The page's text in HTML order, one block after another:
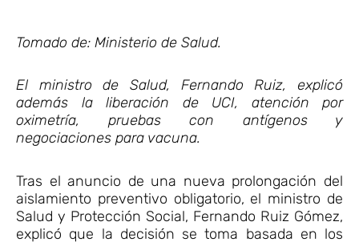
Tomado de: Ministerio de Salud.
El ministro de Salud, Fernando Ruiz, explicó
además la liberación de UCI, atención por
oximetría, pruebas con antígenos y
negociaciones para vacuna.
Tras el anuncio de una nueva prolongación del
aislamiento preventivo obligatorio, el ministro de
Salud y Protección Social, Fernando Ruiz Gómez,
explicó que la decisión se toma basada en los